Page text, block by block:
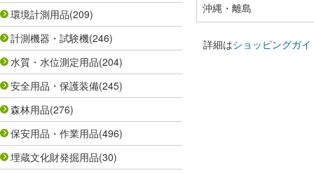
環境計測用品(209)
計測機器・試験機(246)
水質・水位測定用品(204)
安全用品・保護装備(245)
森林用品(276)
保安用品・作業用品(496)
埋蔵文化財発掘用品(30)
沖縄・離島
詳細はショッピングガイ